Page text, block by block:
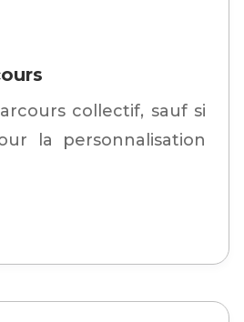
collectif, sauf si
la personnalisation